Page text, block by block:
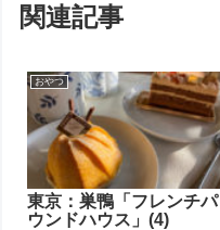
関連記事
おやつ
東京：巣鴨「フレンチパ
ウンドハウス」(4)